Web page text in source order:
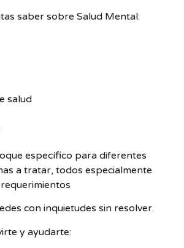
saber sobre Salud Mental:
salud
específico para diferentes
a tratar, todos especialmente
con inquietudes sin resolver.
y ayudarte: